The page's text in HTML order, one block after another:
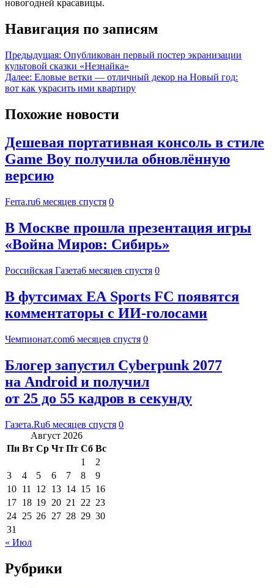
новогодней красавицы.
Навигация по записям
Предыдущая: Опубликован первый постер экранизации
культовой сказки «Незнайка»
Далее: Еловые ветки — отличный декор на Новый год:
вот как украсить ими квартиру
Похожие новости
Дешевая портативная консоль в стиле
Game Boy получила обновлённую
версию
Ferra.ru6 месяцев спустя 0
В Москве прошла презентация игры
«Война Миров: Сибирь»
Российская Газета6 месяцев спустя 0
В футсимах EA Sports FC появятся
комментаторы с ИИ-голосами
Чемпионат.com6 месяцев спустя 0
Блогер запустил Cyberpunk 2077
на Android и получил
от 25 до 55 кадров в секунду
Газета.Ru6 месяцев спустя 0
Август 2026
Пн Вт Ср Чт Пт Сб Вс
1
2
3
4 5 6 7 8
9
10 11 12 13 14 15 16
17 18 19 20 21 22 23
24 25 26 27 28 29 30
31
« Июл
Рубрики